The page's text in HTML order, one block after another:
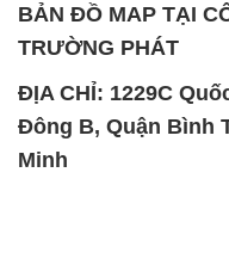
BẢN ĐỒ MAP TẠI
TRƯỜNG PHÁT
ĐỊA CHỈ: 1229C
Đông B, Quận Bình
Minh